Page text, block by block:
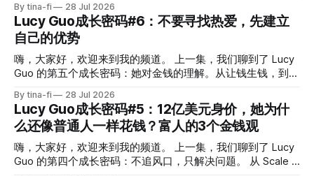
我们才会拥有更多财富和选择。 但是，一个新的问题也随之
而来。今天已经进入 AI 时代，我们到底应该建立什么样的优
势？未来真正值钱的人，又会是什么样的人？ 如果说 Lucy
Guo 的创业经历，有什么和今天每个人关系最密切，我觉得就
是：她对于 AI 时代人才的判断。 很多人担心：AI 越来越强，
是不是很多工作都会消失？Lucy 的答案其实很直接：未来真
正有价值的，是那些会高效使用 AI，做ai无法做的事的人。
1.AI最大的价值，是成为我们的杠杆 AI特别擅长做：重复，标
准化的工作，比如：整理资料，生成初稿，数据分析，
By tina-fi 28 Jul 2026
Lucy Guo成长密码#6：不要寻找热爱，先建立
自己的优势
嗨，大家好，欢迎来到我的频道。 上一集，我们聊到了 Lucy
Guo 的第五个成长密码：她对金钱的理解。从让钱生钱，到控
是一个富人的消费方式，而是一套长期创造财富的思维方式。
然而，财富只是结果。一个人能否持续创造财富，背后取决于
他的能力、优势，以及长期创造价值的方向。 这些年，我们
经常听到一句话：Follow your passion（追随你的热情）。很
多人认为，只要找到自己喜欢的事情，人生自然就会成功。但
By tina-fi 28 Jul 2026
Lucy Guo成长密码#5：12亿美元身价，她为什
么还像普通人一样花钱？富人的3个金钱观
嗨，大家好，欢迎来到我的频道。 上一集，我们聊到了 Lucy
Guo 的第四个成长密码：不追风口，只解决问题。 从 Scale AI